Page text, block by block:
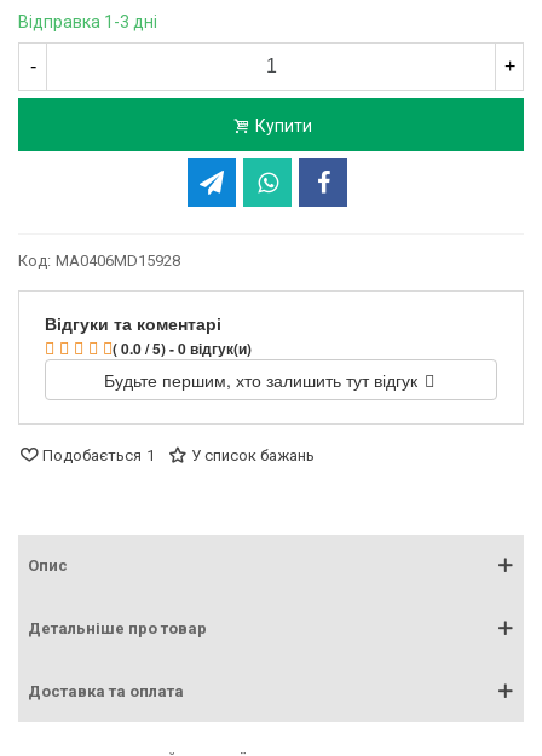
Відправка 1-3 дні
- +
Купити
Код: MA0406MD15928
Відгуки та коментарі
( 0.0 / 5) - 0 відгук(и)
Будьте першим, хто залишить тут відгук
Подобається 1 У список бажань
Опис
Детальніше про товар
Доставка та оплата